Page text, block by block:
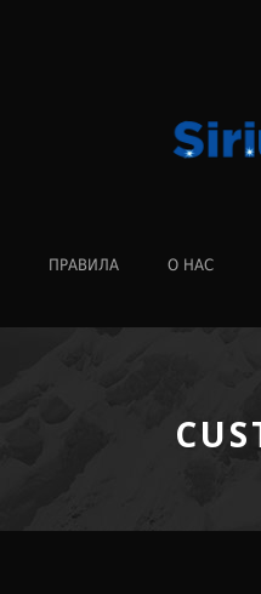
ПРАВИЛА О НАС